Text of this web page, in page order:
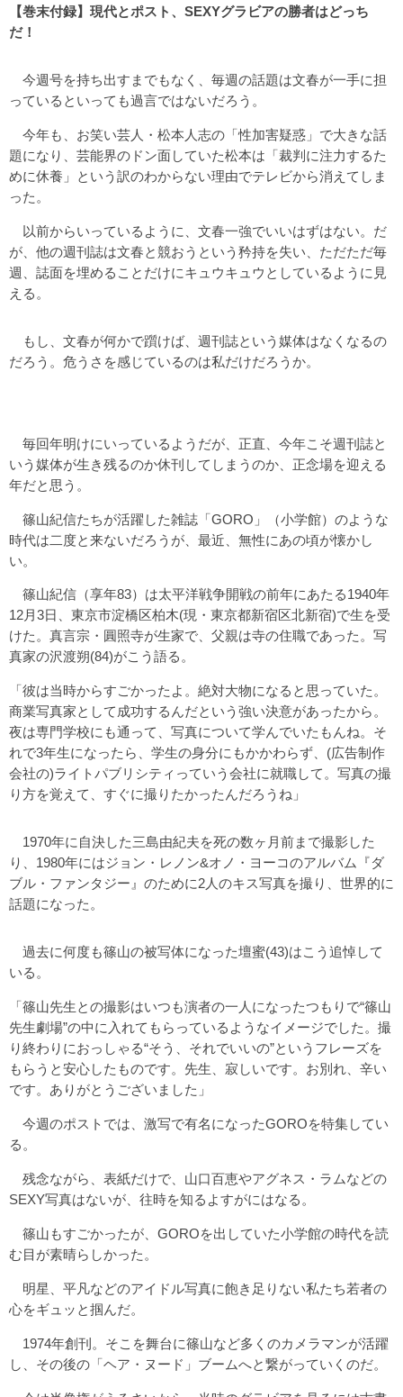
【巻末付録】現代とポスト、SEXYグラビアの勝者はどっち
だ！
今週号を持ち出すまでもなく、毎週の話題は文春が一手に担
っているといっても過言ではないだろう。
今年も、お笑い芸人・松本人志の「性加害疑惑」で大きな話
題になり、芸能界のドン面していた松本は「裁判に注力するた
めに休養」という訳のわからない理由でテレビから消えてしま
った。
以前からいっているように、文春一強でいいはずはない。だ
が、他の週刊誌は文春と競おうという矜持を失い、ただただ毎
週、誌面を埋めることだけにキュウキュウとしているように見
える。
もし、文春が何かで躓けば、週刊誌という媒体はなくなるの
だろう。危うさを感じているのは私だけだろうか。
毎回年明けにいっているようだが、正直、今年こそ週刊誌と
いう媒体が生き残るのか休刊してしまうのか、正念場を迎える
年だと思う。
篠山紀信たちが活躍した雑誌「GORO」（小学館）のような
時代は二度と来ないだろうが、最近、無性にあの頃が懐かし
い。
篠山紀信（享年83）は太平洋戦争開戦の前年にあたる1940年
12月3日、東京市淀橋区柏木(現・東京都新宿区北新宿)で生を受
けた。真言宗・圓照寺が生家で、父親は寺の住職であった。写
真家の沢渡朔(84)がこう語る。
「彼は当時からすごかったよ。絶対大物になると思っていた。
商業写真家として成功するんだという強い決意があったから。
夜は専門学校にも通って、写真について学んでいたもんね。そ
れで3年生になったら、学生の身分にもかかわらず、(広告制作
会社の)ライトパブリシティっていう会社に就職して。写真の撮
り方を覚えて、すぐに撮りたかったんだろうね」
1970年に自決した三島由紀夫を死の数ヶ月前まで撮影した
り、1980年にはジョン・レノン&オノ・ヨーコのアルバム『ダ
ブル・ファンタジー』のために2人のキス写真を撮り、世界的に
話題になった。
過去に何度も篠山の被写体になった壇蜜(43)はこう追悼して
いる。
「篠山先生との撮影はいつも演者の一人になったつもりで“篠山
先生劇場”の中に入れてもらっているようなイメージでした。撮
り終わりにおっしゃる“そう、それでいいの”というフレーズを
もらうと安心したものです。先生、寂しいです。お別れ、辛い
です。ありがとうございました」
今週のポストでは、激写で有名になったGOROを特集してい
る。
残念ながら、表紙だけで、山口百恵やアグネス・ラムなどの
SEXY写真はないが、往時を知るよすがにはなる。
篠山もすごかったが、GOROを出していた小学館の時代を読
む目が素晴らしかった。
明星、平凡などのアイドル写真に飽き足りない私たち若者の
心をギュッと掴んだ。
1974年創刊。そこを舞台に篠山など多くのカメラマンが活躍
し、その後の「ヘア・ヌード」ブームへと繋がっていくのだ。